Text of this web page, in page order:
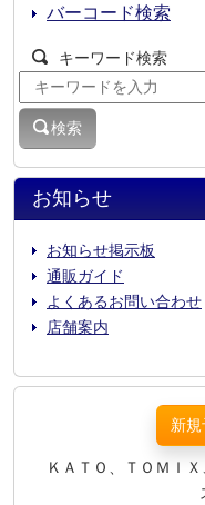
お知らせ
お知らせ掲示板
通販ガイド
よくあるお問い合わせ
店舗案内
バーコード検索
キーワード検索
検索
新
ＫＡＴＯ、ＴＯＭＩ